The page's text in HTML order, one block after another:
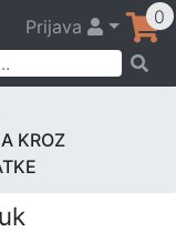
Prijava 0
KROZ